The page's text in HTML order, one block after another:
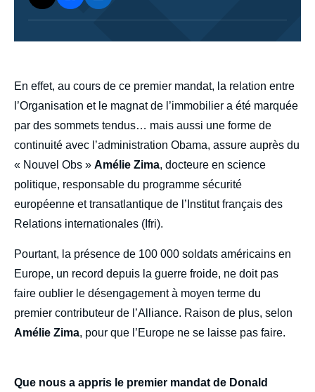
body
En effet, au cours de ce premier mandat, la relation entre
l’Organisation et le magnat de l’immobilier a été marquée
par des sommets tendus… mais aussi une forme de
continuité avec l’administration Obama, assure auprès du
« Nouvel Obs » Amélie Zima, docteure en science
politique, responsable du programme sécurité
européenne et transatlantique de l’Institut français des
Relations internationales (Ifri).
Pourtant, la présence de 100 000 soldats américains en
Europe, un record depuis la guerre froide, ne doit pas
faire oublier le désengagement à moyen terme du
premier contributeur de l’Alliance. Raison de plus, selon
Amélie Zima, pour que l’Europe ne se laisse pas faire.
Que nous a appris le premier mandat de Donald